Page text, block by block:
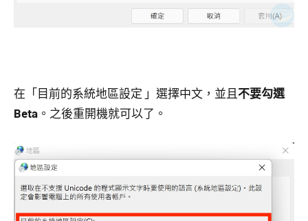
在「目前的系統地區設定 」選擇中文，並且不要勾選
Beta 。之後重開機就可以了。